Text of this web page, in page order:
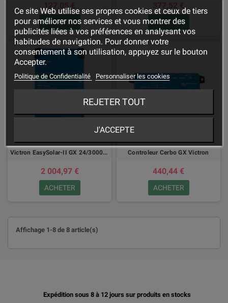
127,05 €
ACHETER ACHETER
Victron EasySolar-II GX 24/3000 - 48/3000/5000
2 004,97 €
ACHETER
Controleur Cerbo GX Victron
440,44 €
ACHETER
Affichage 1-8 de 8 article(s)
Expédition sous 8 à 12 jours sur produits en stocks
Ce site Web utilise ses propres cookies et ceux de tiers
pour améliorer nos services et vous montrer des
publicités liées à vos préférences en analysant vos
habitudes de navigation. Pour donner votre
consentement à son utilisation, appuyez sur le bouton
Accepter.
Politique de Confidentialité Personnaliser les cookies
REJETER TOUT
J'ACCEPTE